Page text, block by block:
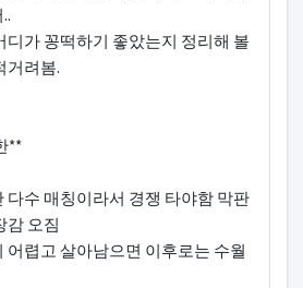
디가 꽁떡하기 좋았는지 정리해 볼
거려봄.
**
다수 매칭이라서 경쟁 타야함 막판
감 오짐
어렵고 살아남으면 이후로는 수월